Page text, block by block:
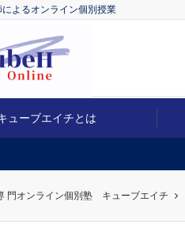
よるオンライン個別授業
ューブエイチとは
門オンライン個別塾 キューブエイチ